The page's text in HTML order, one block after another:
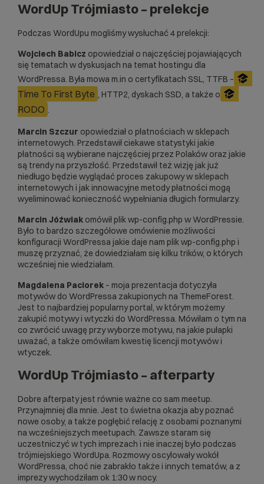
WordUp Trójmiasto – prelekcje
Podczas WordUpu mogliśmy wysłuchać 4 prelekcji:
Wojciech Babicz opowiedział o najczęściej pojawiających
się tematach w dyskusjach na temat hostingu dla
WordPressa. Była mowa m.in o certyfikatach SSL, TTFB –
Time To First Byte , HTTP2, dyskach SSD, a także o
RODO .
Marcin Szczur opowiedział o płatnościach w sklepach
internetowych. Przedstawił ciekawe statystyki jakie
płatności są wybierane najczęściej przez Polaków oraz jakie
są trendy na przyszłość. Przedstawił też wizję jak już
niedługo będzie wyglądać proces zakupowy w sklepach
internetowych i jak innowacyjne metody płatności mogą
wyeliminować konieczność wypełniania długich formularzy.
Marcin Jóźwiak omówił plik wp-config.php w WordPressie.
Było to bardzo szczegółowe omówienie możliwości
konfiguracji WordPressa jakie daje nam plik wp-config.php i
muszę przyznać, że dowiedziałam się kilku trików, o których
wcześniej nie wiedziałam.
Magdalena Paciorek – moja prezentacja dotyczyła
motywów do WordPressa zakupionych na ThemeForest.
Jest to najbardziej popularny portal, w którym możemy
zakupić motywy i wtyczki do WordPressa. Mówiłam o tym na
co zwrócić uwagę przy wyborze motywu, na jakie pułapki
uważać, a także omówiłam kwestię licencji motywów i
wtyczek.
WordUp Trójmiasto – afterparty
Dobre afterpaty jest równie ważne co sam meetup.
Przynajmniej dla mnie. Jest to świetna okazja aby poznać
nowe osoby, a także pogłębić relację z osobami poznanymi
na wcześniejszych meetupach. Zawsze staram się
uczestniczyć w tych imprezach i nie inaczej było podczas
trójmiejskiego WordUpa. Rozmowy oscylowały wokół
WordPressa, choć nie zabrakło także i innych tematów, a z
imprezy wychodziłam ok 1:30 w nocy.